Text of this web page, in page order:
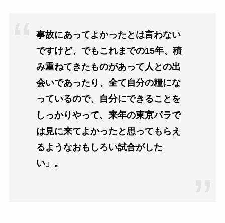
事故にあってよかったとは言わない
ですけど、でもこれまでの15年、積
み重ねてきたものがあって人との出
会いであったり、全て自分の糧にな
っているので、自分にできることを
しっかりやって、来年の東京パラで
は見に来てよかったと思ってもらえ
るようなおもしろい試合がした
い」。